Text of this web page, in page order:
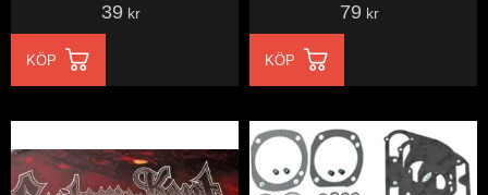
39 kr
KÖP
79 kr
KÖP